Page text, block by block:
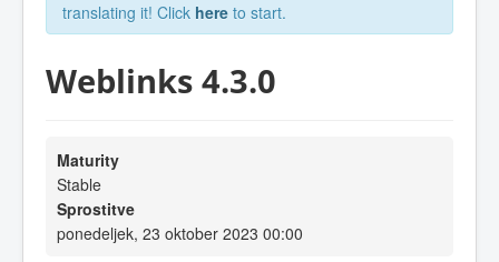
translating it! Click here to start.
Weblinks 4.3.0
Maturity
Stable
Sprostitve
ponedeljek, 23 oktober 2023 00:00